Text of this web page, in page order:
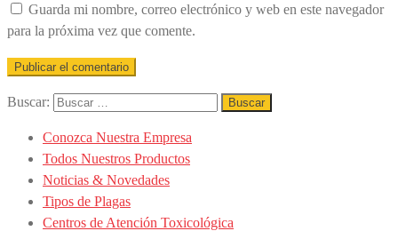
Guarda mi nombre, correo electrónico y web en este navegador
para la próxima vez que comente.
Buscar:
Conozca Nuestra Empresa
Todos Nuestros Productos
Noticias & Novedades
Tipos de Plagas
Centros de Atención Toxicológica